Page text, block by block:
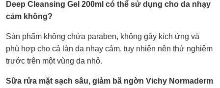
Deep Cleansing Gel 200ml có thể sử dụng cho da nhạy
cảm không?
Sản phẩm không chứa paraben, không gây kích ứng và
phù hợp cho cả làn da nhạy cảm, tuy nhiên nên thử nghiệm
trước trên một vùng da nhỏ.
Sữa rửa mặt sạch sâu, giảm bã ngờn Vichy Normaderm